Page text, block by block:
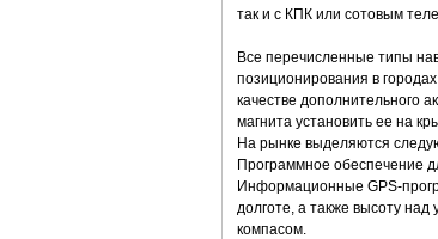
так и с КПК или сотовым
Все перечисленные типы
позиционирования в
качестве дополнительного
магнита установить ее на
На рынке выделяются
Программное обеспечение
Информационные GPS-
долготе, а также высоту
компасом.